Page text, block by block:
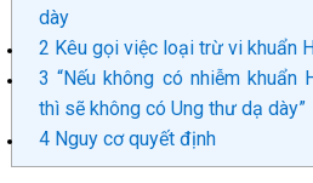
dày
2 Kêu gọi việc loại trừ vi khuẩn
3 “Nếu không có nhiễm khuẩn
thì sẽ không có Ung thư dạ dày”
4Nguy cơ quyết định